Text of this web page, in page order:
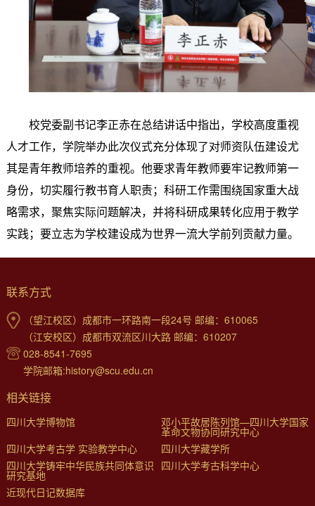
校党委副书记李正赤在总结讲话中指出，学校高度重视
人才工作，学院举办此次仪式充分体现了对师资队伍建设尤
其是青年教师培养的重视。他要求青年教师要牢记教师第一
身份，切实履行教书育人职责；科研工作需围绕国家重大战
略需求，聚焦实际问题解决，并将科研成果转化应用于教学
实践；要立志为学校建设成为世界一流大学前列贡献力量。
联系方式
（望江校区）成都市一环路南一段24号 邮编：610065
（江安校区）成都市双流区川大路 邮编：610207
028-8541-7695
学院邮箱:history@scu.edu.cn
相关链接
四川大学博物馆 邓小平故居陈列馆—四川大学国家
革命文物协同研究中心
四川大学考古学 实验教学中心
四川大学藏学所
四川大学铸牢中华民族共同体意识
研究基地
四川大学考古科学中心
近现代日记数据库